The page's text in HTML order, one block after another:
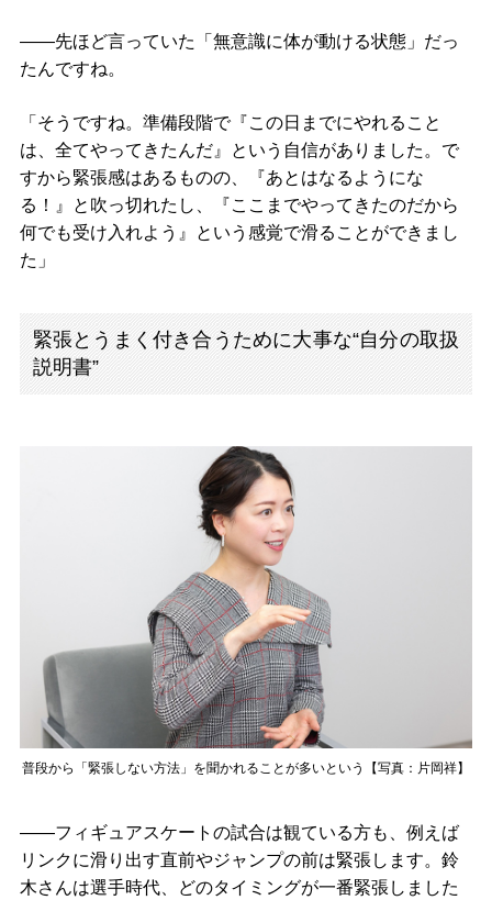
――先ほど言っていた「無意識に体が動ける状態」だっ
たんですね。
「そうですね。準備段階で『この日までにやれること
は、全てやってきたんだ』という自信がありました。で
すから緊張感はあるものの、『あとはなるようにな
る！』と吹っ切れたし、『ここまでやってきたのだから
何でも受け入れよう』という感覚で滑ることができまし
た」
緊張とうまく付き合うために大事な“自分の取扱
説明書”
普段から「緊張しない方法」を聞かれることが多いという【写真：片岡祥】
――フィギュアスケートの試合は観ている方も、例えば
リンクに滑り出す直前やジャンプの前は緊張します。鈴
木さんは選手時代、どのタイミングが一番緊張しました